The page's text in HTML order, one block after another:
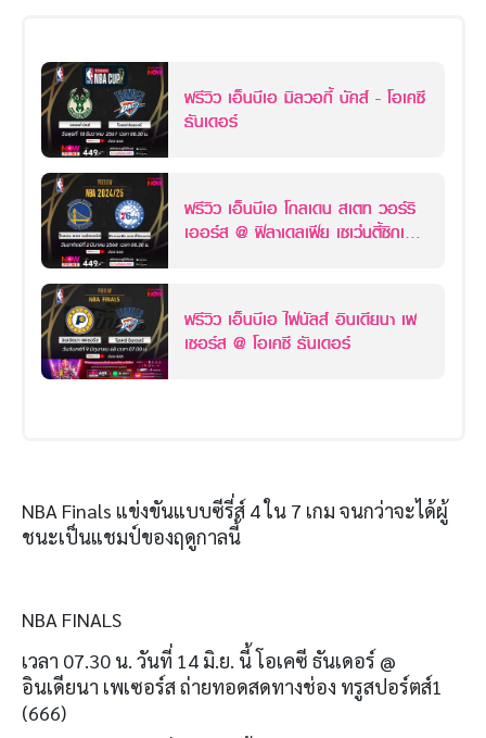
พรีวิว เอ็นบีเอ มิลวอกี้ บัคส์ - โอเคซี
ธันเดอร์
พรีวิว เอ็นบีเอ โกลเดน สเตท วอร์ริ
เออร์ส @ ฟิลาเดลเฟีย เซเว่นตี้ซิกเซ
พรีวิว เอ็นบีเอ ไฟนัลส์ อินเดียนา เพ
เซอร์ส @ โอเคซี ธันเดอร์
NBA Finals แข่งขันแบบซีรี่ส์ 4ใน 7 เกม จนกว่าจะได้ผู้
ชนะเป็นแชมป์ของฤดูกาลนี้
NBA FINALS
เวลา 07.30 น. วันที่ 14 มิ.ย. นี้ โอเคซี ธันเดอร์ @
อินเดียนา เพเซอร์ส ถ่ายทอดสดทางช่อง ทรูสปอร์ตส์1
(666)